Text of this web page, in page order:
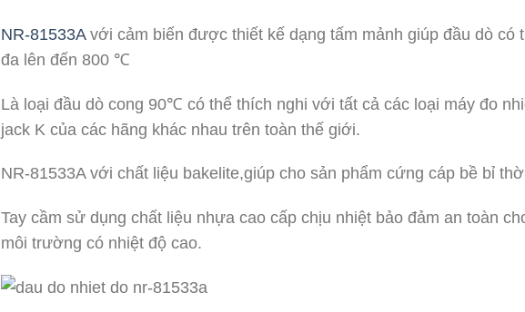
NR-81533Avới cảm biến được thiết kế dạng tấm mảnh giúp đầu dò có
đa lên đến 800 ℃
Là loại đầu dò cong 90℃ có thể thích nghi với tất cả các loại máy đo
jack K của các hãng khác nhau trên toàn thế giới.
NR-81533A với chất liệu bakelite,giúp cho sản phẩm cứng cáp bề bỉ
Tay cầm sử dụng chất liệu nhựa cao cấp chịu nhiệt bảo đảm an toàn
môi trường có nhiệt độ cao.